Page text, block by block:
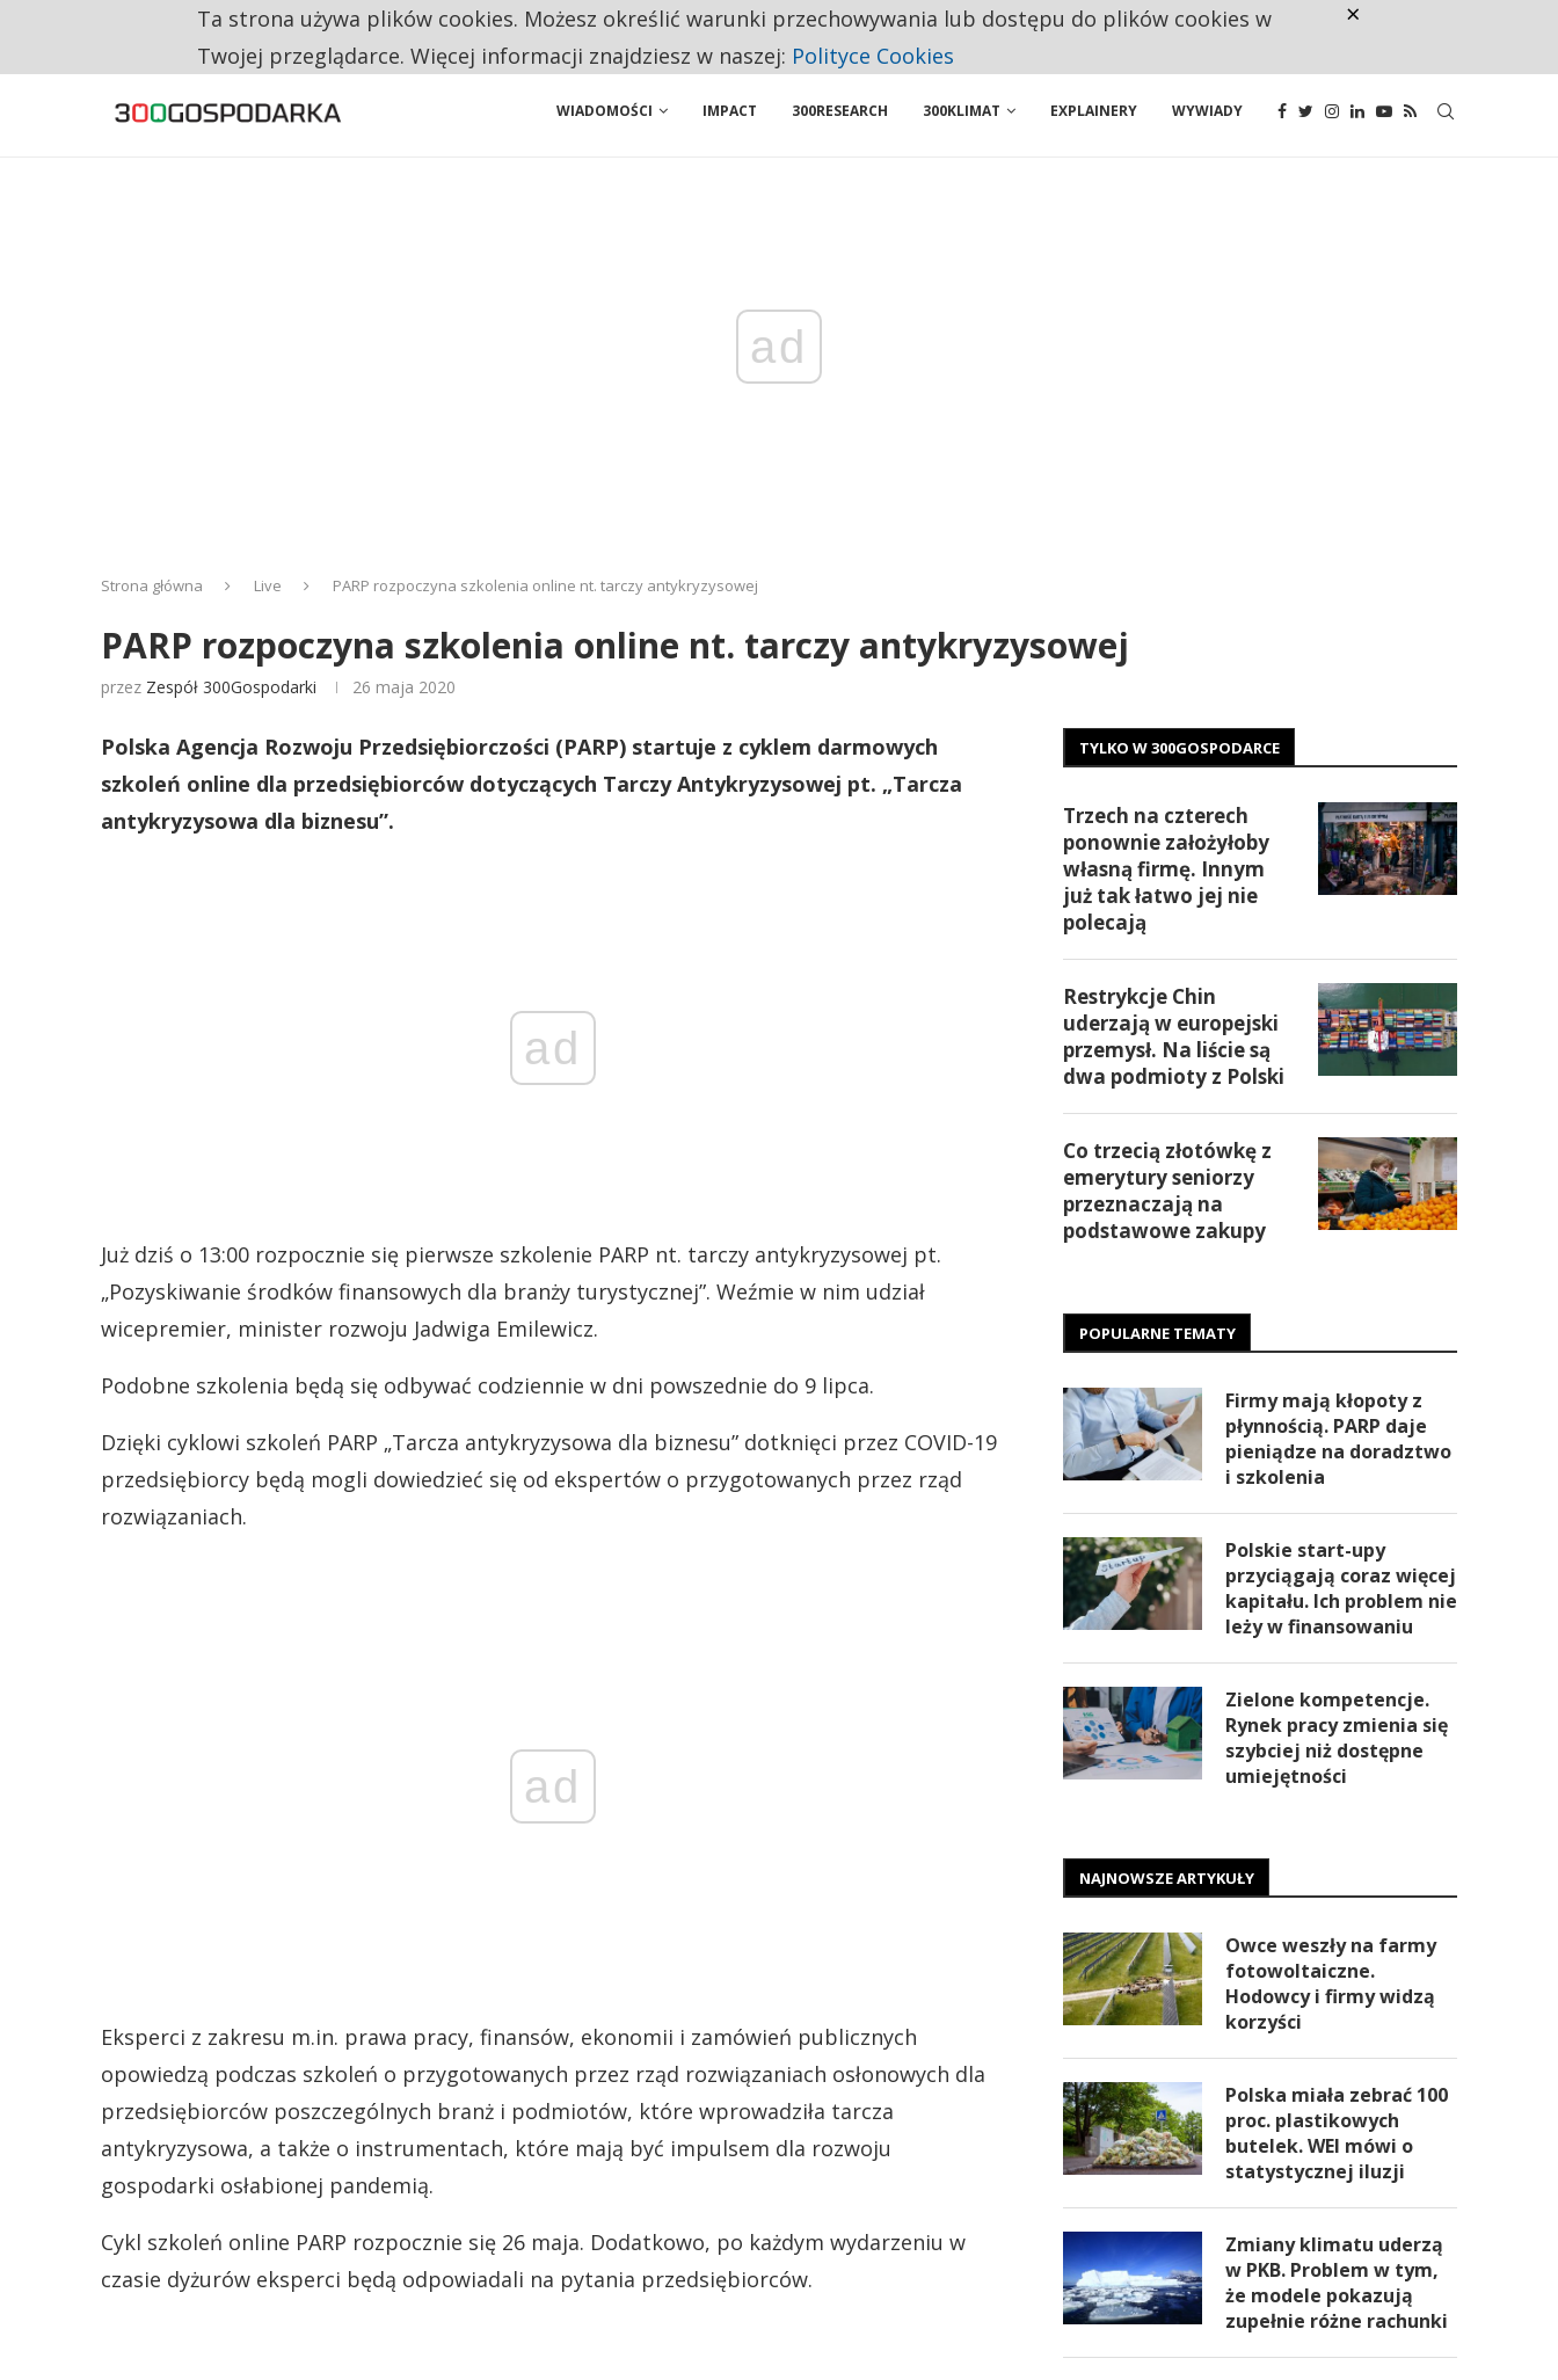
CO TRZECIĄ ZŁOTÓWKĘ Z EMERYTURY SENIORZY PRZEZNACZAJĄ NA PODSTAWOWE ZAKUPY
WIADOMOŚCI IMPACT 300RESEARCH 300KLIMAT EXPLAINERY WYWIADY
ad
Strona główna Live PARP rozpoczyna szkolenia online nt. tarczy antykryzysowej
PARP rozpoczyna szkolenia online nt. tarczy antykryzysowej
przez Zespół 300Gospodarki 26 maja 2020
Polska Agencja Rozwoju Przedsiębiorczości (PARP) startuje z cyklem darmowych
szkoleń online dla przedsiębiorców dotyczących Tarczy Antykryzysowej pt. „Tarcza
antykryzysowa dla biznesu”.
ad
Już dziś o 13:00 rozpocznie się pierwsze szkolenie PARP nt. tarczy antykryzysowej pt.
„Pozyskiwanie środków finansowych dla branży turystycznej”. Weźmie w nim udział
wicepremier, minister rozwoju Jadwiga Emilewicz.
Podobne szkolenia będą się odbywać codziennie w dni powszednie do 9 lipca.
Dzięki cyklowi szkoleń PARP „Tarcza antykryzysowa dla biznesu” dotknięci przez COVID-19
przedsiębiorcy będą mogli dowiedzieć się od ekspertów o przygotowanych przez rząd
rozwiązaniach.
ad
Eksperci z zakresu m.in. prawa pracy, finansów, ekonomii i zamówień publicznych
opowiedzą podczas szkoleń o przygotowanych przez rząd rozwiązaniach osłonowych dla
przedsiębiorców poszczególnych branż i podmiotów, które wprowadziła tarcza
antykryzysowa, a także o instrumentach, które mają być impulsem dla rozwoju
gospodarki osłabionej pandemią.
Cykl szkoleń online PARP rozpocznie się 26 maja. Dodatkowo, po każdym wydarzeniu w
czasie dyżurów eksperci będą odpowiadali na pytania przedsiębiorców.
TYLKO W 300GOSPODARCE
Trzech na czterech
ponownie założyłoby
własną firmę. Innym
już tak łatwo jej nie
polecają
Restrykcje Chin
uderzają w europejski
przemysł. Na liście są
dwa podmioty z Polski
Co trzecią złotówkę z
emerytury seniorzy
przeznaczają na
podstawowe zakupy
POPULARNE TEMATY
Firmy mają kłopoty z
płynnością. PARP daje
pieniądze na doradztwo
i szkolenia
Polskie start-upy
przyciągają coraz więcej
kapitału. Ich problem nie
leży w finansowaniu
Zielone kompetencje.
Rynek pracy zmienia się
szybciej niż dostępne
umiejętności
NAJNOWSZE ARTYKUŁY
Owce weszły na farmy
fotowoltaiczne.
Hodowcy i firmy widzą
korzyści
Polska miała zebrać 100
proc. plastikowych
butelek. WEI mówi o
statystycznej iluzji
Zmiany klimatu uderzą
w PKB. Problem w tym,
że modele pokazują
zupełnie różne rachunki
Ta strona używa plików cookies. Możesz określić warunki przechowywania lub dostępu do plików cookies w
Twojej przeglądarce. Więcej informacji znajdziesz w naszej: Polityce Cookies
×